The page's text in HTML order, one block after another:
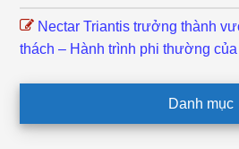
Nectar Triantis trưởng thành
thách – Hành trình phi thường
Danh mục